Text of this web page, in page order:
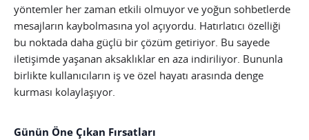
yöntemler her zaman etkili olmuyor ve yoğun sohbetlerde
mesajların kaybolmasına yol açıyordu. Hatırlatıcı özelliği
bu noktada daha güçlü bir çözüm getiriyor. Bu sayede
iletişimde yaşanan aksaklıklar en aza indiriliyor. Bununla
birlikte kullanıcıların iş ve özel hayatı arasında denge
kurması kolaylaşıyor.
Günün Öne Çıkan Fırsatları